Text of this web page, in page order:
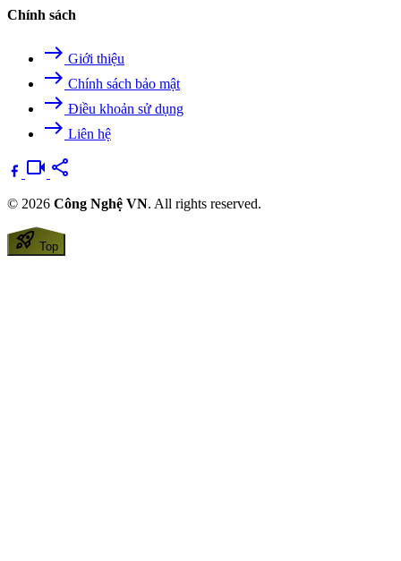
Chính sách
east Giới thiệu
east Chính sách bảo mật
east Điều khoản sử dụng
east Liên hệ
videocam share
© 2026 Công Nghệ VN. All rights reserved.
rocket_launch Top